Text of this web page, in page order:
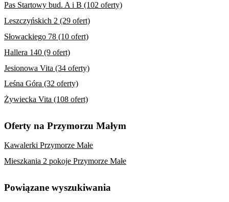
Pas Startowy bud. A i B (102 oferty)
Leszczyńskich 2 (29 ofert)
Słowackiego 78 (10 ofert)
Hallera 140 (9 ofert)
Jesionowa Vita (34 oferty)
Leśna Góra (32 oferty)
Żywiecka Vita (108 ofert)
Oferty na Przymorzu Małym
Kawalerki Przymorze Małe
Mieszkania 2 pokoje Przymorze Małe
Powiązane wyszukiwania